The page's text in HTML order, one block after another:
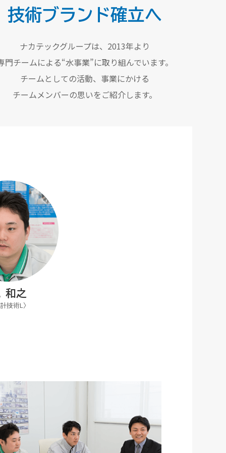
技術ブランド確立へ
ナカテックグループは、2013年より
門チームによる“水事業”に取り組んでいます。
チームとしての活動、事業にかける
チームメンバーの思いをご紹介します。
和之
技術L〉